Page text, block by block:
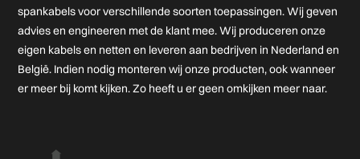
spankabels voor verschillende soorten toepassingen. Wij geven
advies en engineeren met de klant mee. Wij produceren onze
eigen kabels en netten en leveren aan bedrijven in Nederland en
België. Indien nodig monteren wij onze producten, ook wanneer
er meer bij komt kijken. Zo heeft u er geen omkijken meer naar.